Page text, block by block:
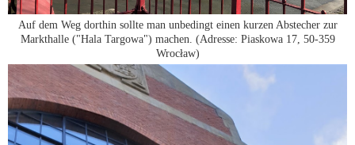
Auf dem Weg dorthin sollte man unbedingt einen kurzen Abstecher zur
Markthalle ("Hala Targowa") machen. (Adresse: Piaskowa 17, 50-359
Wrocław)